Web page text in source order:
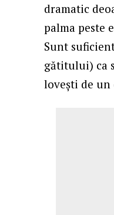
dramatic
palma peste
Sunt
gătitului) ca
lovești de